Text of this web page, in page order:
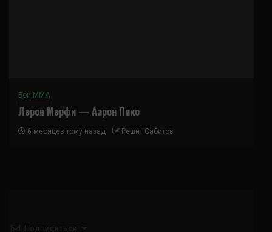
Бои ММА
Лерон Мерфи — Аарон Пико
6 месяцев тому назад Решит Сабитов